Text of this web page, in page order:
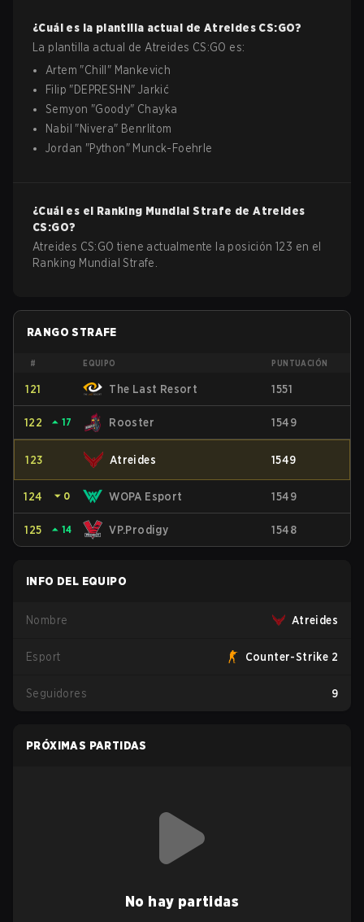
¿Cuál es la plantilla actual de Atreides CS:GO?
La plantilla actual de Atreides CS:GO es:
Artem "Chill " Mankevich
Filip "DEPRESHN" Jarkić
Semyon "Goody" Chayka
Nabil "Nivera" Benrlitom
Jordan "Python" Munck-Foehrle
¿Cuál es el Ranking Mundial Strafe deAtreides
CS:GO?
Atreides CS:GO tiene actualmente la posición 123 en el
Ranking Mundial Strafe.
RANGO STRAFE
# EQUIPO PUNTUACIÓN
121 The Last Resort 1551
122 ⏶ 17 Rooster 1549
123 Atreides 1549
124 ⏷ 0 WOPA Esport 1549
125 ⏶ 14 VP.Prodigy 1548
INFO DEL EQUIPO
Nombre Atreides
Esport Counter-Strike 2
Seguidores 9
PRÓXIMAS PARTIDAS
No hay partidas